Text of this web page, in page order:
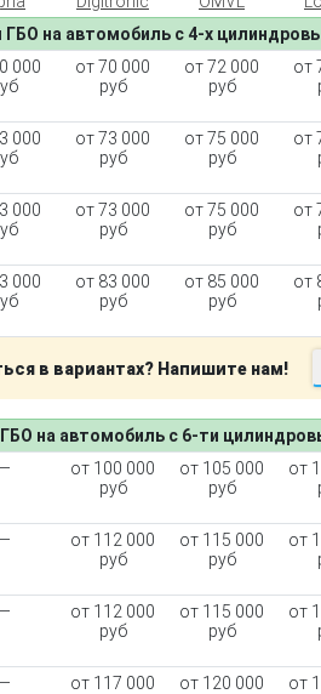
ГБО на автомобиль с 4-х
000
от 70 000
руб
от 72 000
руб
от
000
от 73 000
руб
от 75 000
руб
от
000
от 73 000
руб
от 75 000
руб
от
000
от 83 000
руб
от 85 000
руб
от
в вариантах? Напишите нам!
на автомобиль с 6-ти
от 100 000
руб
от 105 000
руб
от
от 112 000
руб
от 115 000
руб
от
от 112 000
руб
от 115 000
руб
от
от 117 000
от 120 000
от